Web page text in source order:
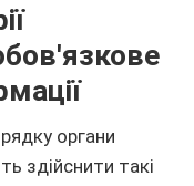
органи
здійснити такі